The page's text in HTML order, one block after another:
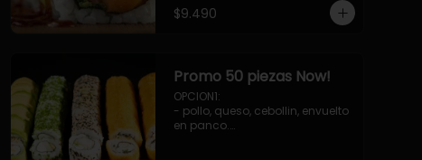
$9.490
Promo 50 piezas Now!
OPCION1:
- pollo, queso, cebollin, envuelto
en panco.